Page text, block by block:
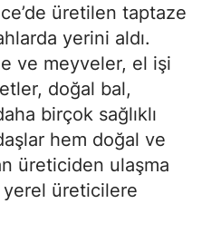
üretilen taptaze
yerini aldı.
ve meyveler, el işi
doğal bal,
birçok sağlıklı
hem doğal ve
üreticiden ulaşma
yerel üreticilere